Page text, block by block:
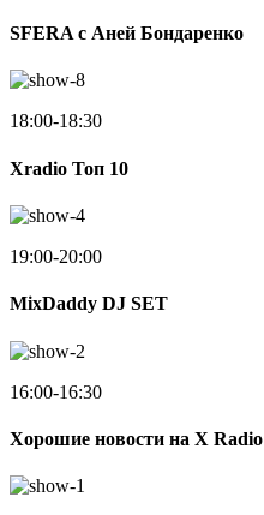
SFERA с Аней Бондаренко
18:00-18:30
Xradio Топ 10
19:00-20:00
MixDaddy DJ SET
16:00-16:30
Хорошие новости на X Radio